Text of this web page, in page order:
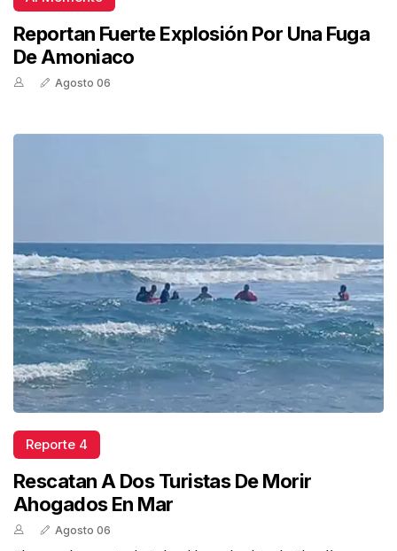
Reportan Fuerte Explosión Por Una Fuga
De Amoniaco
Agosto 06
Reporte 4
Rescatan A Dos Turistas De Morir
Ahogados En Mar
Agosto 06